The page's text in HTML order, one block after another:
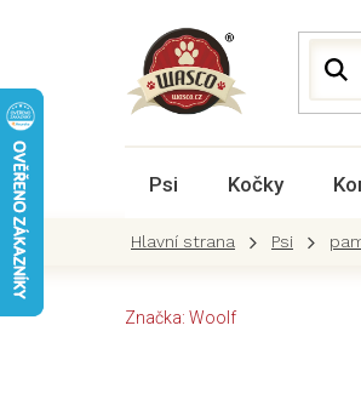
Psi Kočky
Psi
Značka: Woolf